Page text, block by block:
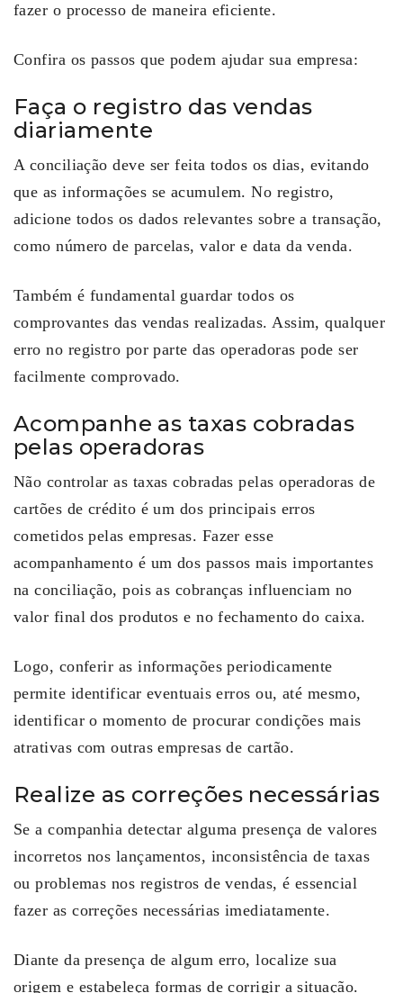
fazer o processo de maneira eficiente.
Confira os passos que podem ajudar sua empresa:
Faça o registro das vendas
diariamente
A conciliação deve ser feita todos os dias, evitando
que as informações se acumulem. No registro,
adicione todos os dados relevantes sobre a transação,
como número de parcelas, valor e data da venda.
Também é fundamental guardar todos os
comprovantes das vendas realizadas. Assim, qualquer
erro no registro por parte das operadoras pode ser
facilmente comprovado.
Acompanhe as taxas cobradas
pelas operadoras
Não controlar as taxas cobradas pelas operadoras de
cartões de crédito é um dos principais erros
cometidos pelas empresas. Fazer esse
acompanhamento é um dos passos mais importantes
na conciliação, pois as cobranças influenciam no
valor final dos produtos e no fechamento do caixa.
Logo, conferir as informações periodicamente
permite identificar eventuais erros ou, até mesmo,
identificar o momento de procurar condições mais
atrativas com outras empresas de cartão.
Realize as correções necessárias
Se a companhia detectar alguma presença de valores
incorretos nos lançamentos, inconsistência de taxas
ou problemas nos registros de vendas, é essencial
fazer as correções necessárias imediatamente.
Diante da presença de algum erro, localize sua
origem e estabeleça formas de corrigir a situação.